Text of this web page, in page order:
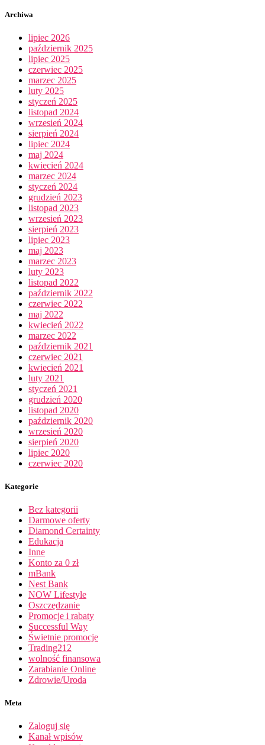
Archiwa
lipiec 2026
październik 2025
lipiec 2025
czerwiec 2025
marzec 2025
luty 2025
styczeń 2025
listopad 2024
wrzesień 2024
sierpień 2024
lipiec 2024
maj 2024
kwiecień 2024
marzec 2024
styczeń 2024
grudzień 2023
listopad 2023
wrzesień 2023
sierpień 2023
lipiec 2023
maj 2023
marzec 2023
luty 2023
listopad 2022
październik 2022
czerwiec 2022
maj 2022
kwiecień 2022
marzec 2022
październik 2021
czerwiec 2021
kwiecień 2021
luty 2021
styczeń 2021
grudzień 2020
listopad 2020
październik 2020
wrzesień 2020
sierpień 2020
lipiec 2020
czerwiec 2020
Kategorie
Bez kategorii
Darmowe oferty
Diamond Certainty
Edukacja
Inne
Konto za 0 zł
mBank
Nest Bank
NOW Lifestyle
Oszczędzanie
Promocje i rabaty
Successful Way
Świetnie promocje
Trading212
wolność finansowa
Zarabianie Online
Zdrowie/Uroda
Meta
Zaloguj się
Kanał wpisów